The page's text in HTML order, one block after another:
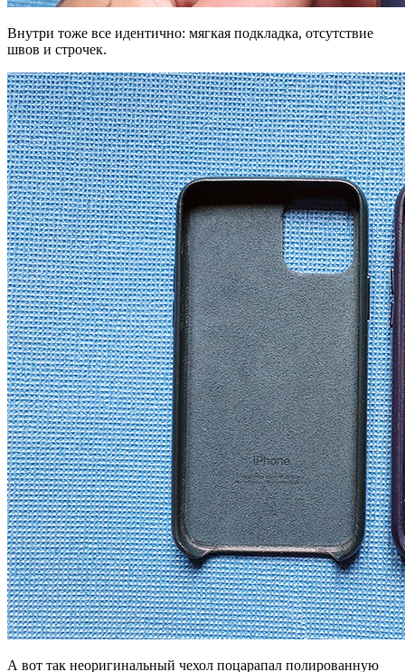
Внутри тоже все идентично: мягкая подкладка, отсутствие
швов и строчек.
А вот так неоригинальный чехол поцарапал полированную